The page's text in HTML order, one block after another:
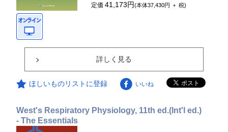
定価41,173円(本体37,430円 ＋ 税)
詳しく見る
ほしいものリストに登録 いいね
West's Respiratory Physiology, 11th ed.(Int'l ed.)
- The Essentials